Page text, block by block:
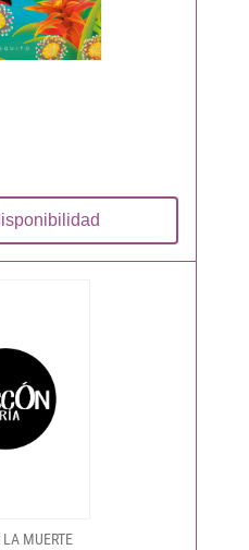
MUERTE